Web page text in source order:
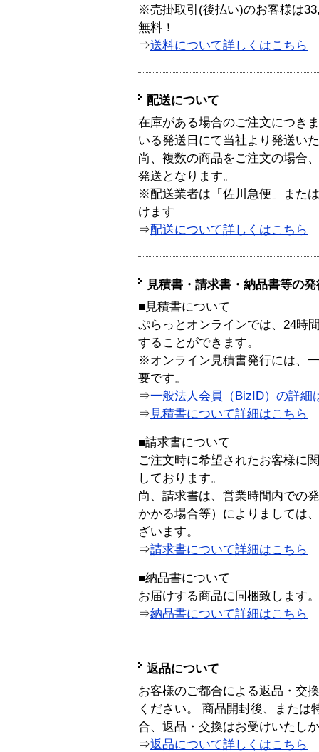
※売掛取引(後払い)のお客様は
無料！
⇒送料について詳しくはこちら
配送について
在庫がある場合のご注文につき
いる発送日にて当社より発送い
尚、複数の商品をご注文の場合
発送となります。
※配送業者は「佐川急便」また
けます
⇒配送について詳しくはこちら
見積書・請求書・納品書等の
■見積書について
ぷらっとオンラインでは、24時
することができます。
※オンライン見積書発行には、
要です。
⇒一般法人会員（BizID）の詳細
⇒ 見積書について詳細はこちら
■請求書について
ご注文時に希望されたお客様に
しております。
尚、請求書は、営業時間内での
かかる場合等）によりましては
ざいます。
⇒請求書について詳細はこちら
■納品書について
お届けする商品に同梱致します。
⇒納品書について詳細はこちら
返品について
お客様のご都合による返品・交
ください。 商品開封後、または
合、返品・交換はお受けいたし
⇒返品について詳しくはこちら